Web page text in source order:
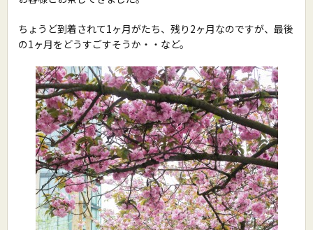
ちょうど到着されて1ヶ月がたち、残り2ヶ月なのですが、最後
の1ヶ月をどうすごすそうか・・など。